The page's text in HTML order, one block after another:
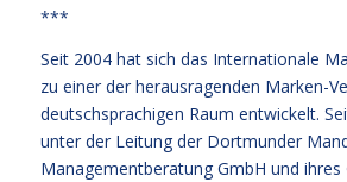
***
Seit 2004 hat sich das Internationale
zu einer der herausragenden Marken-
deutschsprachigen Raum entwickelt.
unter der Leitung der Dortmunder
Managementberatung GmbH und